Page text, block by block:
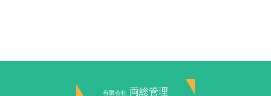
有限会社 両総管理